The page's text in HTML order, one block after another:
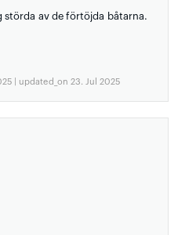
störda av de förtöjda båtarna.
| updated_on 23. Jul 2025